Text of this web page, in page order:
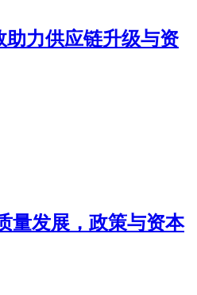
力供应链升级与资
量发展，政策与资本